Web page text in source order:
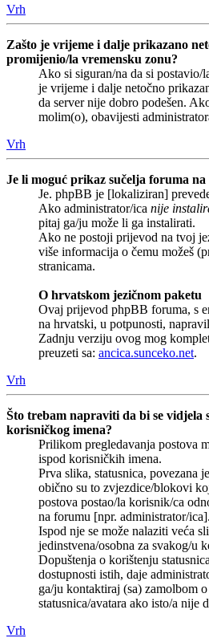
Vrh
Zašto je vrijeme i dalje prikazano
promijenio/la vremensku zonu?
Ako si siguran/na da si postavio/
je vrijeme i dalje netočno
da server nije dobro podešen.
molim(o), obavijesti
Vrh
Je li moguć prikaz sučelja foruma
Je. phpBB je [lokaliziran]
Ako administrator/ica nije
pitaj ga/ju može li ga instalirati.
Ako ne postoji prijevod na tvoj
više informacija o čemu možeš
stranicama.
O hrvatskom jezičnom paketu
Ovaj prijevod phpBB foruma, s
na hrvatski, u potpunosti,
Zadnju verziju ovog mog
preuzeti sa: ancica.sunceko.net.
Vrh
Što trebam napraviti da bi se vidjela
korisničkog imena?
Prilikom pregledavanja postova
ispod korisničkih imena.
Prva slika, statusnica, povezana
obično su to zvjezdice/blokovi
postova postao/la korisnik/ca
na forumu [npr. administrator/ica].
Ispod nje se može nalaziti veća
jedinstvena/osobna za svakog/u
Dopuštenja o korištenju
dostupnosti istih, daje
ga/ju kontaktiraj (sa) zamolbom
statusnica/avatara ako isto/a nije
Vrh